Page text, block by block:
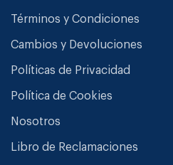
Términos y Condiciones
Cambios y Devoluciones
Políticas de Privacidad
Política de Cookies
Nosotros
Libro de Reclamaciones